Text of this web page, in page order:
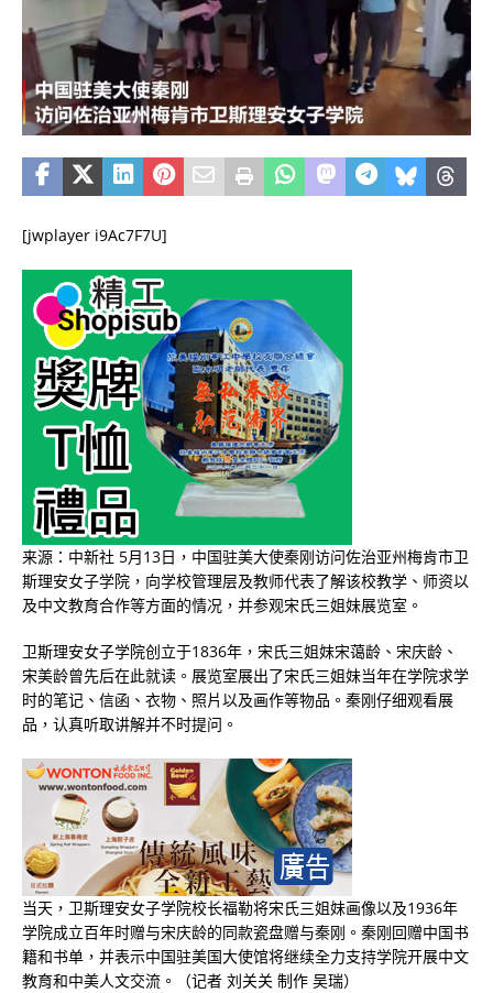
[jwplayer i9Ac7F7U]
来源：中新社 5月13日，中国驻美大使秦刚访问佐治亚州梅肯市卫
斯理安女子学院，向学校管理层及教师代表了解该校教学、师资以
及中文教育合作等方面的情况，并参观宋氏三姐妹展览室。
卫斯理安女子学院创立于1836年，宋氏三姐妹宋蔼龄、宋庆龄、
宋美龄曾先后在此就读。展览室展出了宋氏三姐妹当年在学院求学
时的笔记、信函、衣物、照片以及画作等物品。秦刚仔细观看展
品，认真听取讲解并不时提问。
当天，卫斯理安女子学院校长福勒将宋氏三姐妹画像以及1936年
学院成立百年时赠与宋庆龄的同款瓷盘赠与秦刚。秦刚回赠中国书
籍和书单，并表示中国驻美国大使馆将继续全力支持学院开展中文
教育和中美人文交流。（记者 刘关关 制作 吴瑞）